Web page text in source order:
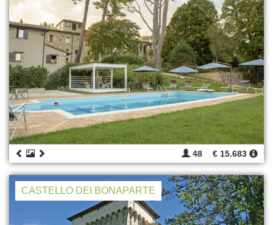
48 € 15.683
CASTELLO DEI BONAPARTE